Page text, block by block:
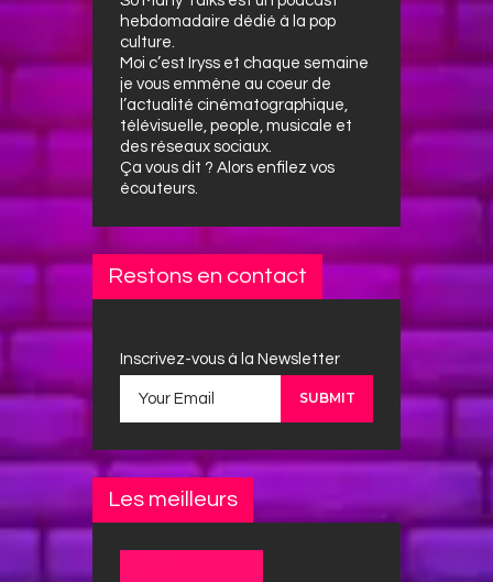
hebdomadaire dédié à la pop
culture.
Moi c’est Iryss et chaque semaine
je vous emmène au coeur de
l’actualité cinématographique,
télévisuelle, people, musicale et
des réseaux sociaux.
Ça vous dit ? Alors enfilez vos
écouteurs.
Restons en contact
Inscrivez-vous à la Newsletter
Les meilleurs